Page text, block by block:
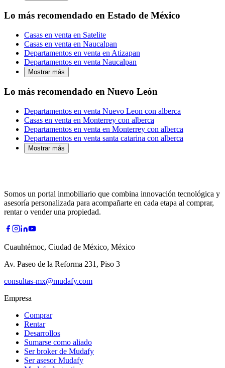
Lo más recomendado en Estado de México
Casas en venta en Satelite
Casas en venta en Naucalpan
Departamentos en venta en Atizapan
Departamentos en venta Naucalpan
Mostrar más
Lo más recomendado en Nuevo León
Departamentos en venta Nuevo Leon con alberca
Casas en venta en Monterrey con alberca
Departamentos en venta en Monterrey con alberca
Departamentos en venta santa catarina con alberca
Mostrar más
Somos un portal inmobiliario que combina innovación tecnológica y
asesoría personalizada para acompañarte en cada etapa al comprar,
rentar o vender una propiedad.
Cuauhtémoc, Ciudad de México, México
Av. Paseo de la Reforma 231, Piso 3
consultas-mx@mudafy.com
Empresa
Comprar
Rentar
Desarrollos
Sumarse como aliado
Ser broker de Mudafy
Ser asesor Mudafy